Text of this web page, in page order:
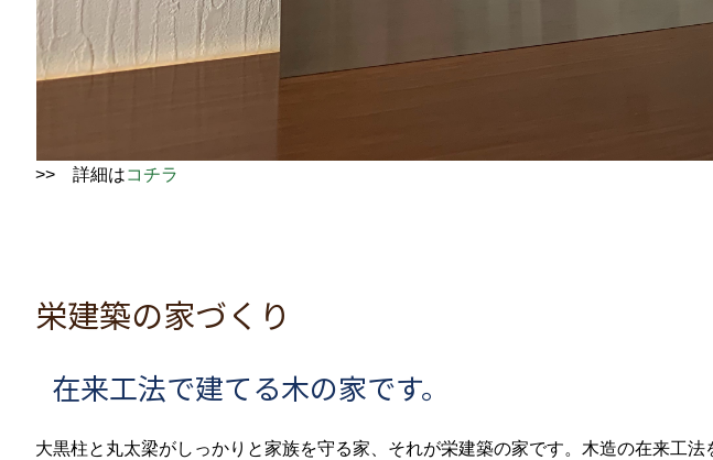
>> 詳細はコチラ
栄建築の家づくり
在来工法で建てる木の家です。
大黒柱と丸太梁がしっかりと家族を守る家、それが栄建築の家です。木造の在来工